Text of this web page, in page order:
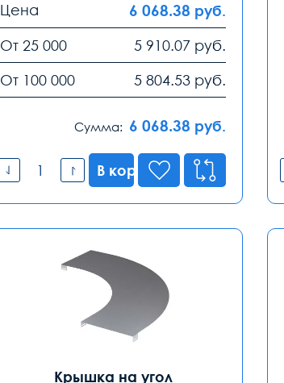
Цена 6 068.38 руб.
От 25 000
5 910.07 руб.
От 100 000
5 804.53 руб.
Сумма: 6 068.38 руб.
В корзину
Крышка на угол